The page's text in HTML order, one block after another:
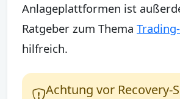
Anlageplattformen ist
Ratgeber zum Thema
hilfreich.
Achtung vor Recovery-